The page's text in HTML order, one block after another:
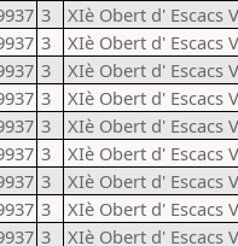
3 XIè Obert d' Escacs
3 XIè Obert d' Escacs
3 XIè Obert d' Escacs
3 XIè Obert d' Escacs
3 XIè Obert d' Escacs
3 XIè Obert d' Escacs
3 XIè Obert d' Escacs
3 XIè Obert d' Escacs
3 XIè Obert d' Escacs